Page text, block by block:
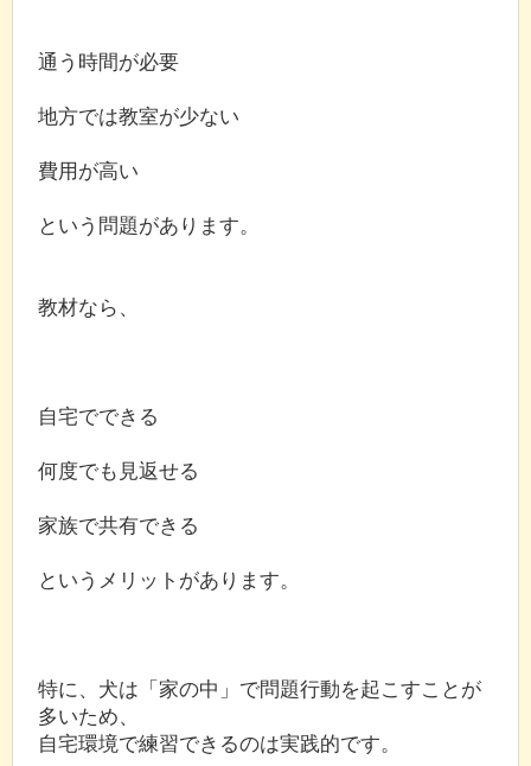
通う時間が必要
地方では教室が少ない
費用が高い
という問題があります。
教材なら、
自宅でできる
何度でも見返せる
家族で共有できる
というメリットがあります。
特に、犬は「家の中」で問題行動を起こすことが
多いため、
自宅環境で練習できるのは実践的です。